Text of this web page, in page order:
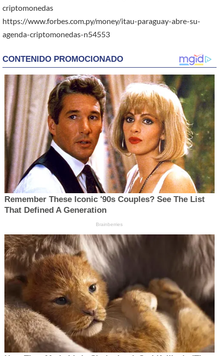
criptomonedas
https://www.forbes.com.py/money/itau-paraguay-abre-su-
agenda-criptomonedas-n54553